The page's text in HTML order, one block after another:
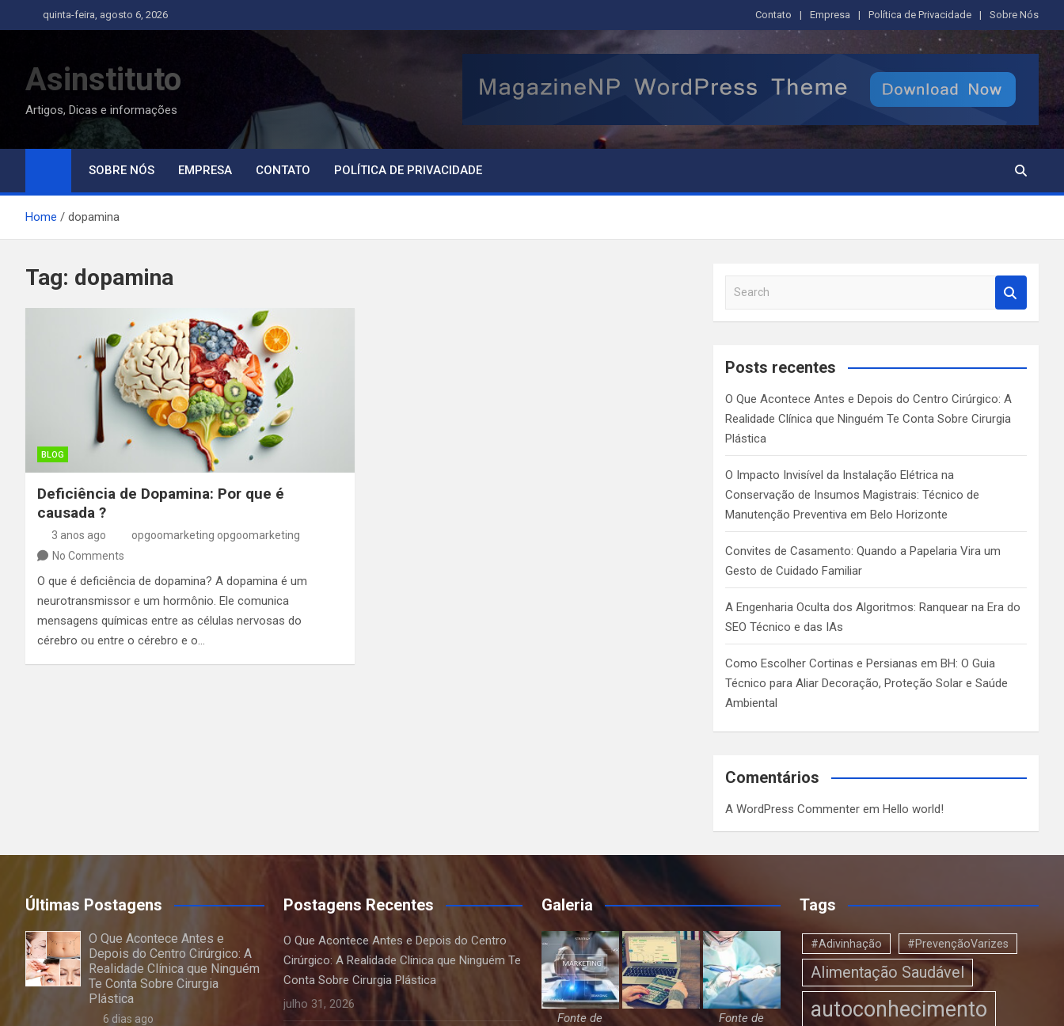
to
quinta-feira, agosto 6, 2026 Contato Empresa Política de Privacidade Sobre Nós
Asinstituto
Artigos, Dicas e informações
SOBRE NÓS EMPRESA CONTATO POLÍTICA DE PRIVACIDADE
Home dopamina
Tag: dopamina
BLOG
Deficiência de Dopamina: Por que é
causada ?
3 anos ago
opgoomarketing opgoomarketing
No Comments
O que é deficiência de dopamina? A dopamina é um
neurotransmissor e um hormônio. Ele comunica
mensagens químicas entre as células nervosas do
cérebro ou entre o cérebro e o…
a
c
Posts recentes
O Que Acontece Antes e Depois do Centro Cirúrgico: A
Realidade Clínica que Ninguém Te Conta Sobre Cirurgia
Plástica
O Impacto Invisível da Instalação Elétrica na
Conservação de Insumos Magistrais: Técnico de
Manutenção Preventiva em Belo Horizonte
Convites de Casamento: Quando a Papelaria Vira um
Gesto de Cuidado Familiar
A Engenharia Oculta dos Algoritmos: Ranquear na Era do
SEO Técnico e das IAs
Como Escolher Cortinas e Persianas em BH: O Guia
Técnico para Aliar Decoração, Proteção Solar e Saúde
Ambiental
Comentários
A WordPress Commenter emHello world!
Últimas Postagens
O Que Acontece Antes e
Depois do Centro Cirúrgico: A
Realidade Clínica que Ninguém
Te Conta Sobre Cirurgia
Plástica
6 dias ago
Postagens Recentes
O Que Acontece Antes e Depois do Centro
Cirúrgico: A Realidade Clínica que Ninguém Te
Conta Sobre Cirurgia Plástica
julho 31, 2026
Galeria
Fonte de
Fonte de
Tags
#Adivinhação #PrevençãoVarizes
Alimentação Saudável
autoconhecimento